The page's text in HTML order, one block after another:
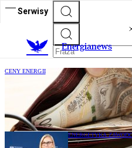
Serwisy
Energianews
CENY ENERGII
Duzi sprzedawcy
efekt obliga
ENERGETYKA